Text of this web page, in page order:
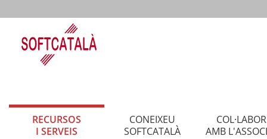
RECURSOS
I SERVEIS
CONEIXEU
SOFTCATALÀ
AMB